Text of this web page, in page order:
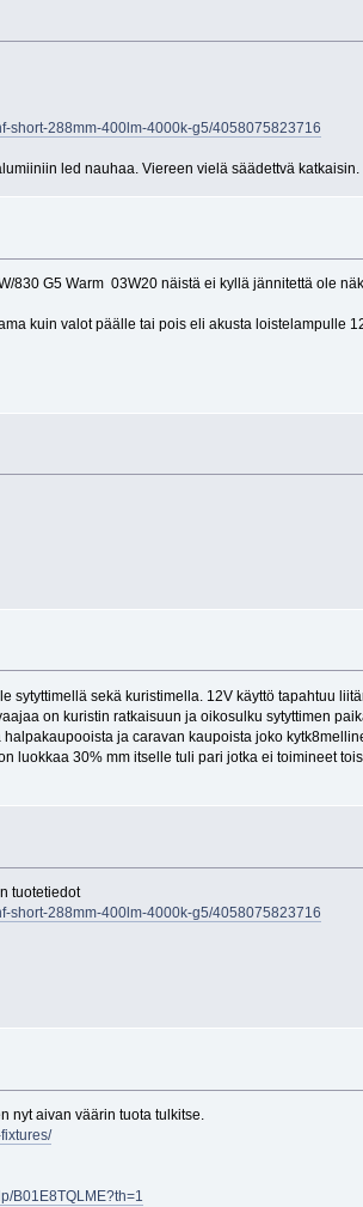
short-288mm-400lm-4000k-g5/4058075823716
led nauhaa. Viereen vielä säädettvä katkaisin.
830 G5 Warm 03W20 näistä ei kyllä jännitettä ole
kuin valot päälle tai pois eli akusta loistelampulle
sytyttimellä sekä kuristimella. 12V käyttö tapahtuu
on kuristin ratkaisuun ja oikosulku sytyttimen
ja caravan kaupoista joko
luokkaa 30% mm itselle tuli pari jotka ei toimineet
tuotetiedot
short-288mm-400lm-4000k-g5/4058075823716
nyt aivan väärin tuota tulkitse.
B01E8TQLME?th=1